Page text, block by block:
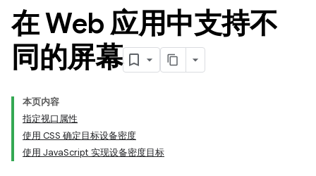
在 Web 应用中支持不
同的屏幕
本页内容
指定视口属性
使用 CSS 确定目标设备密度
使用 JavaScript 实现设备密度目标